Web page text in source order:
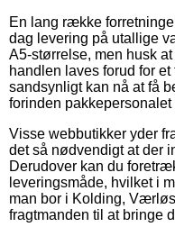
En lang række
dag levering på utallige
A5-størrelse, men husk
handlen laves forud for
sandsynligt kan nå at få
forinden pakkepersonalet
Visse webbutikker yder
det så nødvendigt at der
Derudover kan du
leveringsmåde, hvilket i
man bor i Kolding,
fragtmanden til at bringe